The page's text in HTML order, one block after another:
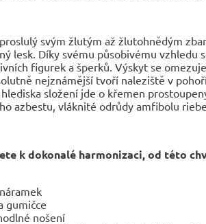
svým žlutým až žlutohnědým
lesk. Díky svému působivému vzhledu
figurek a šperků. Výskyt se
nejznámější tvoří naleziště v
složení jde o křemen
azbestu, vláknité odrůdy amfibolu
k dokonalé harmonizaci, od této
gumičce
nošení